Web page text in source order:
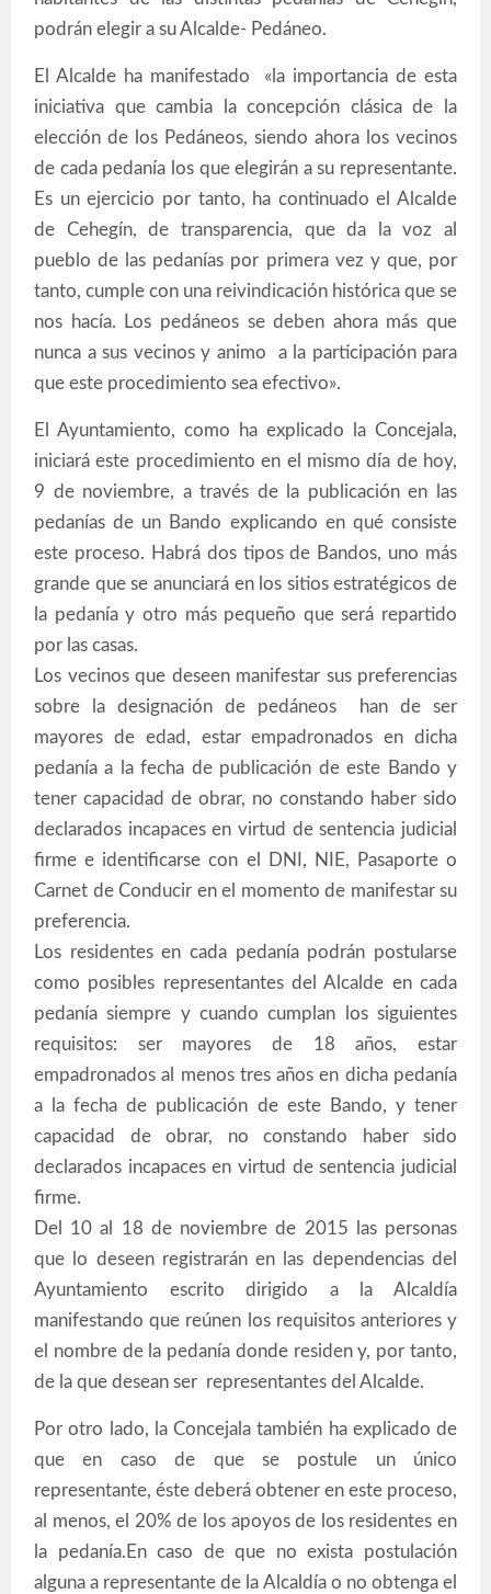
podrán elegir a su Alcalde- Pedáneo.
El Alcalde ha manifestado «la importancia de esta
iniciativa que cambia la concepción clásica de la
elección de los Pedáneos, siendo ahora los vecinos
de cada pedanía los que elegirán a su representante.
Es un ejercicio por tanto, ha continuado el Alcalde
de Cehegín, de transparencia, que da la voz al
pueblo de las pedanías por primera vez y que, por
tanto, cumple con una reivindicación histórica que se
nos hacía. Los pedáneos se deben ahora más que
nunca a sus vecinos y animo a la participación para
que este procedimiento sea efectivo».
El Ayuntamiento, como ha explicado la Concejala,
iniciará este procedimiento en el mismo día de hoy,
9 de noviembre, a través de la publicación en las
pedanías de un Bando explicando en qué consiste
este proceso. Habrá dos tipos de Bandos, uno más
grande que se anunciará en los sitios estratégicos de
la pedanía y otro más pequeño que será repartido
por las casas.
Los vecinos que deseen manifestar sus preferencias
sobre la designación de pedáneos han de ser
mayores de edad, estar empadronados en dicha
pedanía a la fecha de publicación de este Bando y
tener capacidad de obrar, no constando haber sido
declarados incapaces en virtud de sentencia judicial
firme e identificarse con el DNI, NIE, Pasaporte o
Carnet de Conducir en el momento de manifestar su
preferencia.
Los residentes en cada pedanía podrán postularse
como posibles representantes del Alcalde en cada
pedanía siempre y cuando cumplan los siguientes
requisitos: ser mayores de 18 años, estar
empadronados al menos tres años en dicha pedanía
a la fecha de publicación de este Bando, y tener
capacidad de obrar, no constando haber sido
declarados incapaces en virtud de sentencia judicial
firme.
Del 10 al 18 de noviembre de 2015 las personas
que lo deseen registrarán en las dependencias del
Ayuntamiento escrito dirigido a la Alcaldía
manifestando que reúnen los requisitos anteriores y
el nombre de la pedanía donde residen y, por tanto,
de la que desean ser representantes del Alcalde.
Por otro lado, la Concejala también ha explicado de
que en caso de que se postule un único
representante, éste deberá obtener en este proceso,
al menos, el 20% de los apoyos de los residentes en
la pedanía.En caso de que no exista postulación
alguna a representante de la Alcaldía o no obtenga el